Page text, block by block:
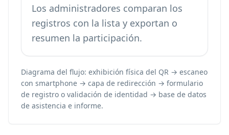
Los administradores comparan los
registros con la lista y exportan o
resumen la participación.
Diagrama del flujo: exhibición física del QR → escaneo
con smartphone → capa de redirección → formulario
de registro o validación de identidad → base de datos
de asistencia e informe.